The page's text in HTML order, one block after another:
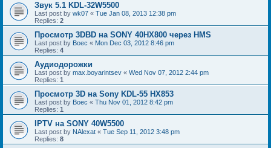
Звук 5.1 KDL-32W5500
Last post by wk07 « Tue Jan 08, 2013 12:38 pm
Replies: 2
Просмотр 3DBD на SONY 40HX800 через HMS
Last post by Boec « Mon Dec 03, 2012 8:46 pm
Replies: 4
Аудиодорожки
Last post by max.boyarintsev « Wed Nov 07, 2012 2:44 pm
Replies: 1
Просмотр 3D на Sony KDL-55 HX853
Last post by Boec « Thu Nov 01, 2012 8:42 pm
Replies: 1
IPTV на SONY 40W5500
Last post by NAlexat « Tue Sep 11, 2012 3:48 pm
Replies: 8